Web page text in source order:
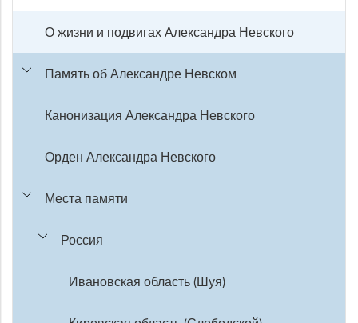
О жизни и подвигах Александра Невского
Память об Александре Невском
Канонизация Александра Невского
Орден Александра Невского
Места памяти
Россия
Ивановская область (Шуя)